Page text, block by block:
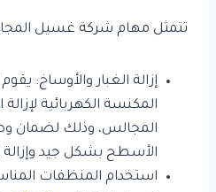
تتمثل مهام شركة غسيل
إزالة الغبار والأوساخ:
المكنسة الكهربائية
المجالس، وذلك لضمان
الأسطح بشكل جيد
استخدام المنظفات